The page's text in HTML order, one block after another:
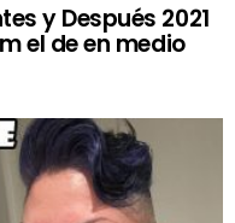
y Después 2021
el de en medio